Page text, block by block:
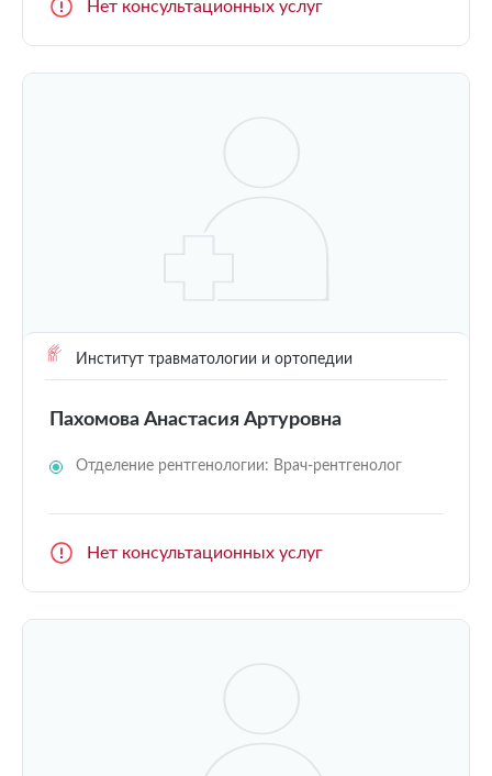
Нет консультационных услуг
Институт травматологии и ортопедии
Пахомова Анастасия Артуровна
Отделение рентгенологии: Врач-рентгенолог
Нет консультационных услуг